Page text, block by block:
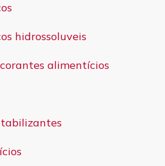
hidrossoluveis
alimentícios